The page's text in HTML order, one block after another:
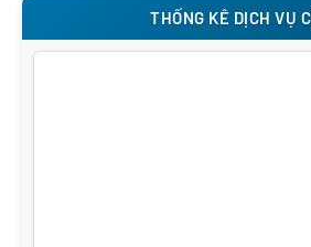
THỐNG KÊ DỊCH VỤ